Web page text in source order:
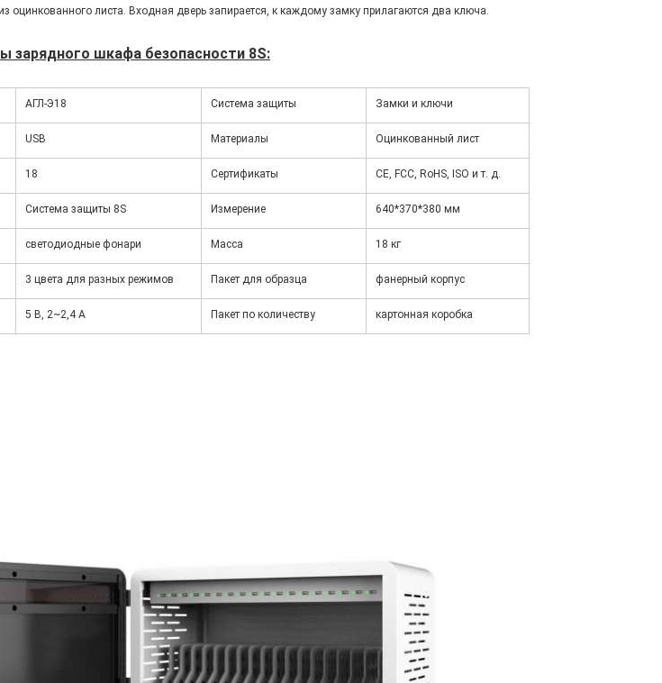
оцинкованного листа. Входная дверь запирается, к каждому замку прилагаются два ключа.
зарядного шкафа безопасности 8S:
АГЛ-Э18 Система защиты Замки и ключи
USB Материалы Оцинкованный лист
18 Сертификаты CE, FCC, RoHS, ISO и т. д.
Система защиты 8S Измерение 640*370*380 мм
светодиодные фонари Масса 18 кг
3 цвета для разных режимов Пакет для образца фанерный корпус
5 В, 2~2,4 А Пакет по количеству картонная коробка